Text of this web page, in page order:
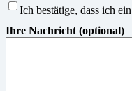
Ich bestätige, dass ich
Ihre Nachricht (optional)